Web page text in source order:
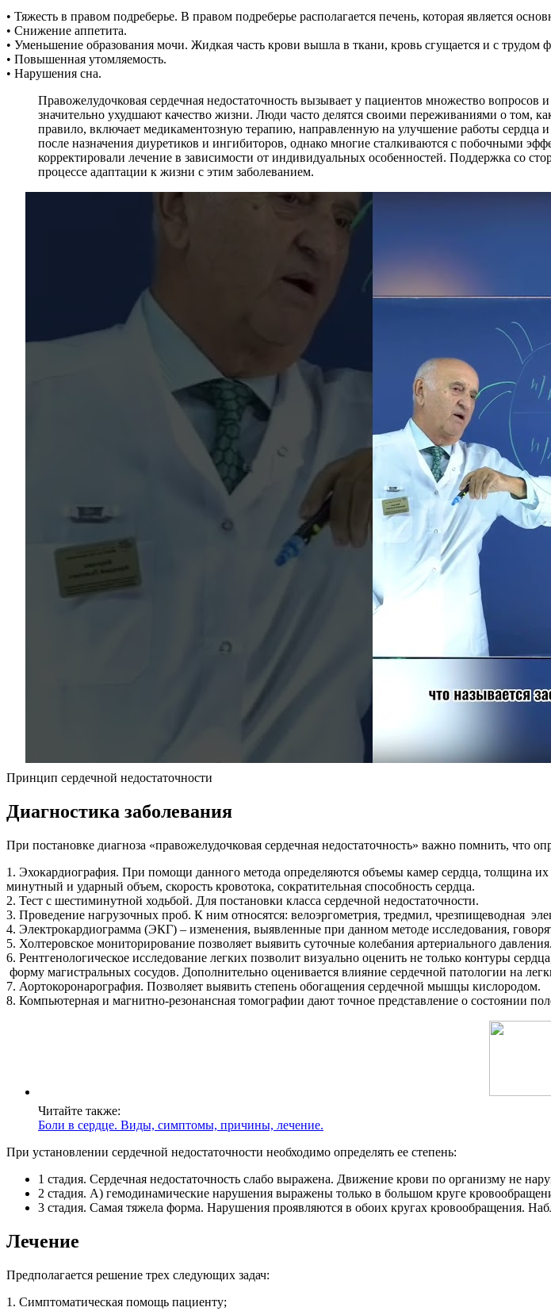
• Тяжесть в правом подреберье. В правом подреберье располагается печень, которая является
• Снижение аппетита.
• Уменьшение образования мочи. Жидкая часть крови вышла в ткани, кровь сгущается и с трудом
• Повышенная утомляемость.
• Нарушения сна.
Правожелудочковая сердечная недостаточность вызывает у пациентов множество
значительно ухудшают качество жизни. Люди часто делятся своими переживаниями о том,
правило, включает медикаментозную терапию, направленную на улучшение работы
после назначения диуретиков и ингибиторов, однако многие сталкиваются с побочными
корректировали лечение в зависимости от индивидуальных особенностей. Поддержка со
процессе адаптации к жизни с этим заболеванием.
Принцип сердечной недостаточности
Диагностика заболевания
При постановке диагноза «правожелудочковая сердечная недостаточность» важно помнить, что
1. Эхокардиография. При помощи данного метода определяются объемы камер сердца, толщина их
минутный и ударный объем, скорость кровотока, сократительная способность сердца.
2. Тест с шестиминутной ходьбой. Для постановки класса сердечной недостаточности.
3. Проведение нагрузочных проб. К ним относятся: велоэргометрия, тредмил, чрезпищеводная
4. Электрокардиограмма (ЭКГ) – изменения, выявленные при данном методе исследования,
5. Холтеровское мониторирование позволяет выявить суточные колебания артериального
6. Рентгенологическое исследование легких позволит визуально оценить не только контуры
форму магистральных сосудов. Дополнительно оценивается влияние сердечной патологии на
7. Аортокоронарография. Позволяет выявить степень обогащения сердечной мышцы кислородом.
8. Компьютерная и магнитно-резонансная томографии дают точное представление о состоянии
Читайте также:
Боли в сердце. Виды, симптомы, причины, лечение.
При установлении сердечной недостаточности необходимо определять ее степень:
1 стадия. Сердечная недостаточность слабо выражена. Движение крови по организму не
2 стадия. А) гемодинамические нарушения выражены только в большом круге
3 стадия. Самая тяжела форма. Нарушения проявляются в обоих кругах кровообращения.
Лечение
Предполагается решение трех следующих задач:
1. Симптоматическая помощь пациенту;